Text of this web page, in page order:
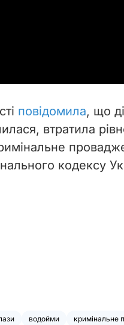
i
d
повідомила, що
втратила
кодексу
водойми кримінальне